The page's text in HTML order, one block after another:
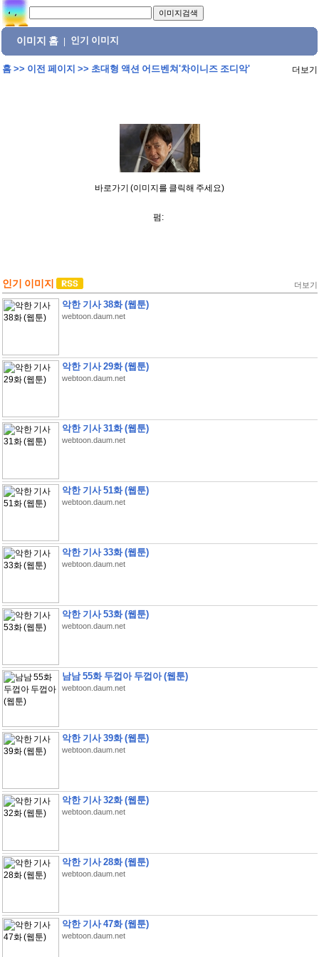
이미지 홈 인기 이미지
홈>> 이전 페이지 >> 초대형 액션 어드벤쳐'차이니즈 조디악' 더보기
바로가기 (이미지를 클릭해 주세요)
펌:
인기 이미지 더보기
악한 기사 38화 (웹툰)
webtoon.daum.net
악한 기사 29화 (웹툰)
webtoon.daum.net
악한 기사 31화 (웹툰)
webtoon.daum.net
악한 기사 51화 (웹툰)
webtoon.daum.net
악한 기사 33화 (웹툰)
webtoon.daum.net
악한 기사 53화 (웹툰)
webtoon.daum.net
남남 55화 두껍아 두껍아 (웹툰)
webtoon.daum.net
악한 기사 39화 (웹툰)
webtoon.daum.net
악한 기사 32화 (웹툰)
webtoon.daum.net
악한 기사 28화 (웹툰)
webtoon.daum.net
악한 기사 47화 (웹툰)
webtoon.daum.net